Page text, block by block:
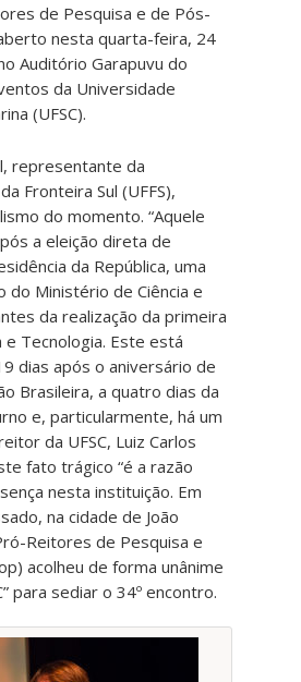
de Pesquisa e de Pós-
nesta quarta-feira, 24
Auditório Garapuvu do
da Universidade
(UFSC).
representante da
Fronteira Sul (UFFS),
do momento. “Aquele
a eleição direta de
da República, uma
do Ministério de Ciência e
da realização da primeira
e Tecnologia. Este está
dias após o aniversário de
Brasileira, a quatro dias da
e, particularmente, há um
da UFSC, Luiz Carlos
fato trágico “é a razão
nesta instituição. Em
na cidade de João
Reitores de Pesquisa e
acolheu de forma unânime
para sediar o 34º encontro.